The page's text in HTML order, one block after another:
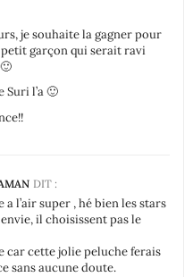
je souhaite la gagner pour
garçon qui serait ravi
l’a 🙂
DIT :
l’air super , hé bien les stars
il choisissent pas le
car cette jolie peluche ferais
sans aucune doute.